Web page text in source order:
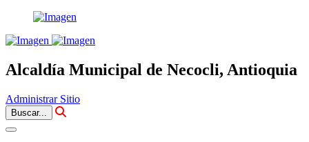
Alcaldía Municipal de Necocli, Antioquia
Administrar Sitio
Buscar...